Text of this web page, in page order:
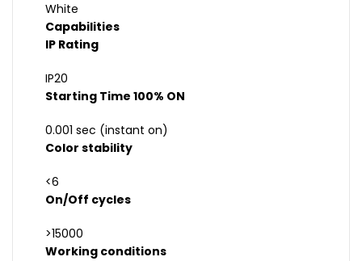
White
Capabilities
IP Rating
IP20
Starting Time 100% ON
0.001 sec (instant on)
Color stability
<6
On/Off cycles
>15000
Working conditions